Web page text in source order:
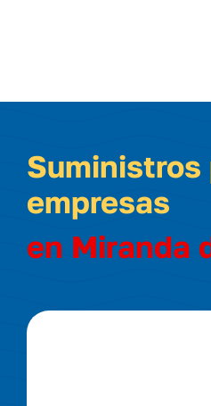
Suministros
empresas
en Miranda